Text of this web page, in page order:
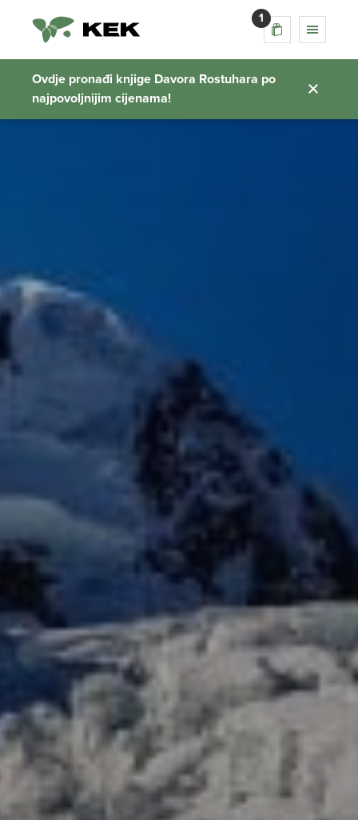
1
Ovdje pronađi knjige Davora Rostuhara po
najpovoljnijim cijenama!